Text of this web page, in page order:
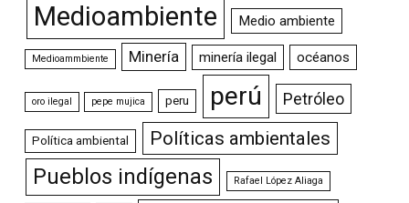
Medioambiente Medio ambiente
Medioammbiente Minería minería ilegal océanos
oro ilegal pepe mujica peru perú Petróleo
Política ambiental Políticas ambientales
Pueblos indígenas Rafael López Aliaga